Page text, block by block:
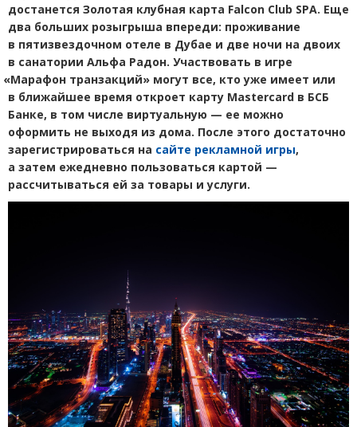
достанется Золотая клубная карта Falcon Club SPA. Еще
два больших розыгрыша впереди: проживание
в пятизвездочном отеле в Дубае и две ночи на двоих
в санатории Альфа Радон. Участвовать в игре
«Марафон транзакций» могут все, кто уже имеет или
в ближайшее время откроет карту Mastercard в БСБ
Банке, в том числе виртуальную — ее можно
оформить не выходя из дома. После этого достаточно
зарегистрироваться на сайте рекламной игры,
а затем ежедневно пользоваться картой —
рассчитываться ей за товары и услуги.